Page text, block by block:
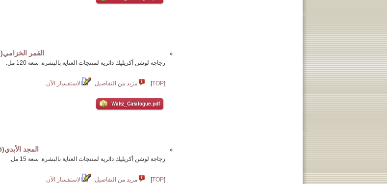
القمر الخزامي(E-120)
زجاجة لوشن أكريليك دائرية لمنتجات العناية بالبشرة. سعة 120 مل.
[
TOP
] مزيد من التفاصيل الاستفسار الآن
Waltz_Catalogue.pdf
المجد الأبدي(RB-15)
زجاجة لوشن أكريليك دائرية لمنتجات العناية بالبشرة. سعة 15 مل.
[
TOP
] مزيد من التفاصيل الاستفسار الآن